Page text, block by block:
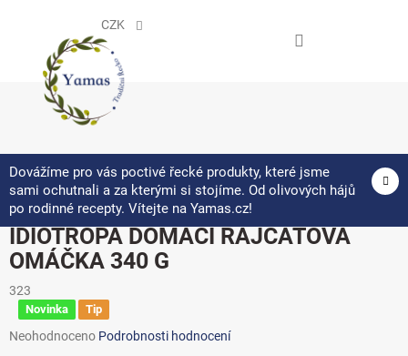
CZK
Dovážíme pro vás poctivé řecké produkty, které jsme
sami ochutnali a za kterými si stojíme. Od olivových hájů
po rodinné recepty. Vítejte na Yamas.cz!
IDIOTROPA DOMÁCÍ RAJČATOVÁ
OMÁČKA 340 G
323
Novinka Tip
Průměrné
Neohodnoceno Podrobnosti hodnocení